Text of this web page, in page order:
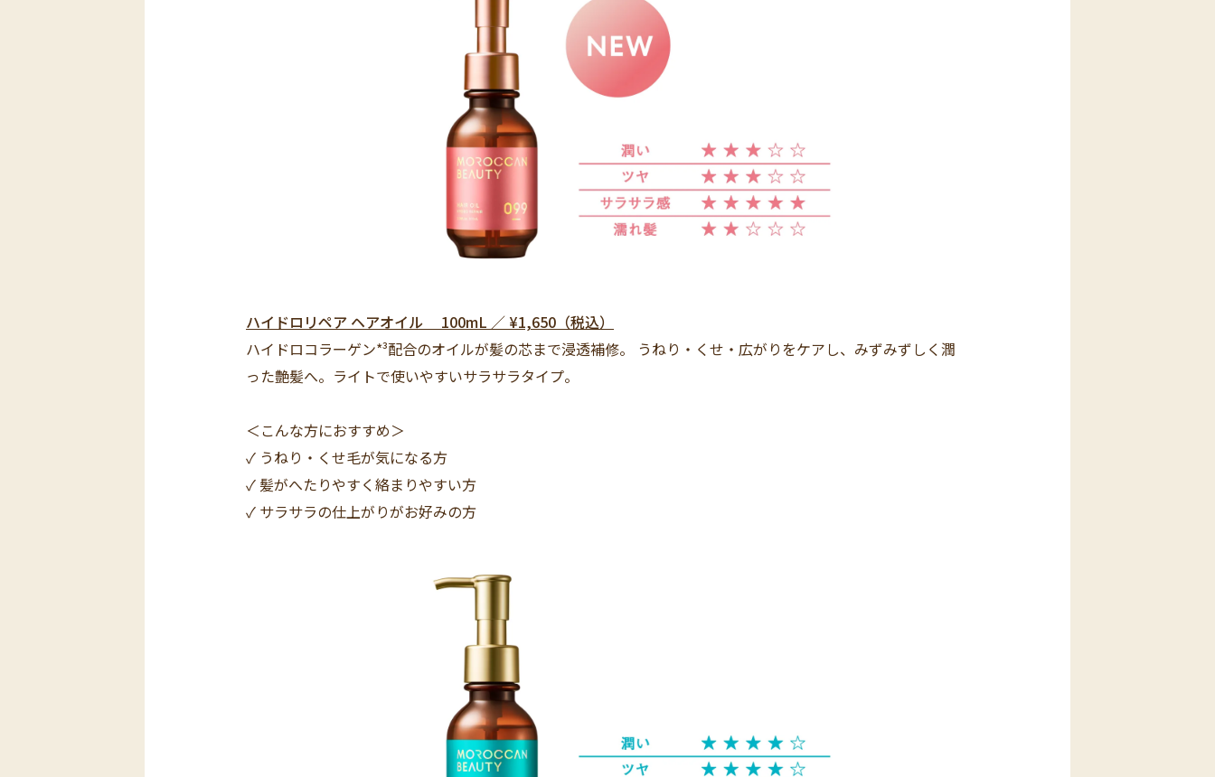
ハイドロリペア ヘアオイル 100mL ／ ¥1,650（税込）
ハイドロコラーゲン*³配合のオイルが髪の芯まで浸透補修。 うねり・くせ・広がりをケアし、みずみずしく潤
った艶髪へ。ライトで使いやすいサラサラタイプ。
＜こんな方におすすめ＞
✓ うねり・くせ毛が気になる方
✓ 髪がへたりやすく絡まりやすい方
✓ サラサラの仕上がりがお好みの方